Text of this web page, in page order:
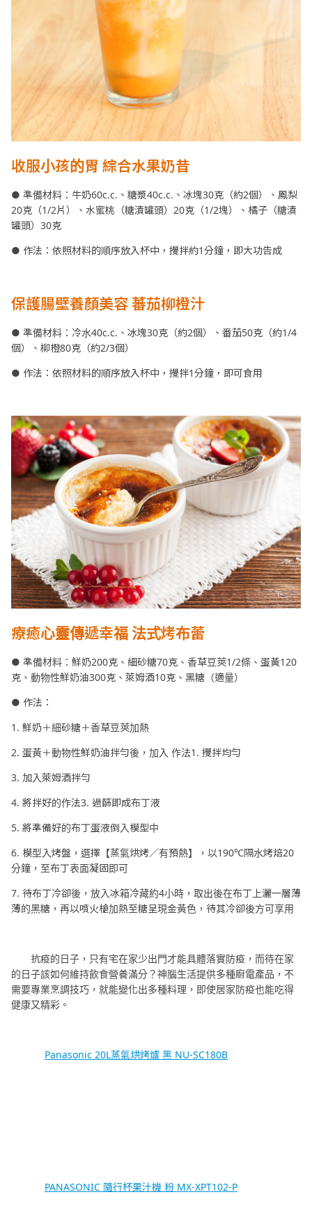
收服小孩的胃 綜合水果奶昔
● 準備材料：牛奶60c.c.、糖漿40c.c.、冰塊30克（約2個）、鳳梨
20克（1/2片）、水蜜桃（糖漬罐頭）20克（1/2塊）、橘子（糖漬
罐頭）30克
● 作法：依照材料的順序放入杯中，攪拌約1分鐘，即大功告成
保護腸壁養顏美容 蕃茄柳橙汁
● 準備材料：冷水40c.c.、冰塊30克（約2個）、番茄50克（約1/4
個）、柳橙80克（約2/3個）
● 作法：依照材料的順序放入杯中，攪拌1分鐘，即可食用
療癒心靈傳遞幸福 法式烤布蕾
● 準備材料：鮮奶200克、細砂糖70克、香草豆莢1/2條、蛋黃120
克、動物性鮮奶油300克、萊姆酒10克、黑糖（適量）
● 作法：
1. 鮮奶＋細砂糖＋香草豆莢加熱
2. 蛋黃＋動物性鮮奶油拌勻後，加入 作法1. 攪拌均勻
3. 加入萊姆酒拌勻
4. 將拌好的作法3. 過篩即成布丁液
5. 將準備好的布丁蛋液倒入模型中
6. 模型入烤盤，選擇【蒸氣烘烤／有預熱】，以190℃隔水烤焙20
分鐘，至布丁表面凝固即可
7. 待布丁冷卻後，放入冰箱冷藏約4小時，取出後在布丁上灑一層薄
薄的黑糖，再以噴火槍加熱至糖呈現金黃色，待其冷卻後方可享用
抗疫的日子，只有宅在家少出門才能具體落實防疫，而待在家
的日子該如何維持飲食營養滿分？神腦生活提供多種廚電產品，不
需要專業烹調技巧，就能變化出多種料理，即使居家防疫也能吃得
健康又精彩。
Panasonic 20L蒸氣烘烤爐 黑 NU-SC180B
PANASONIC 隨行杯果汁機 粉 MX-XPT102-P